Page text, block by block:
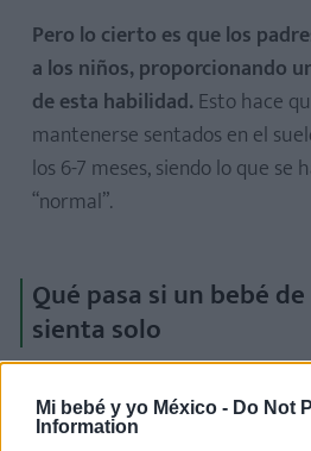
Mi bebé y yo México - Do Not
Information
Pero lo cierto es que los
a los niños, proporcionando
de esta habilidad. Esto hace
mantenerse sentados en el
los 6-7 meses, siendo lo que se
“normal”.
Qué pasa si un bebé
sienta solo
ser motivo de excesiva